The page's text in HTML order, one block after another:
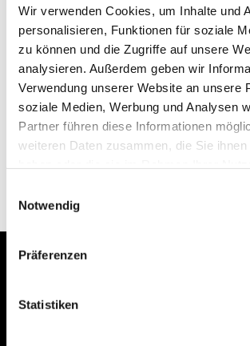
Wir verwenden Cookies, um Inhalte und
personalisieren, Funktionen für soziale
zu können und die Zugriffe auf unsere
analysieren. Außerdem geben wir
Verwendung unserer Website an unsere
soziale Medien, Werbung und Analysen
Partner führen diese Informationen
weiteren Daten zusammen, die Sie
Notwendig
Präferenzen
Statistiken